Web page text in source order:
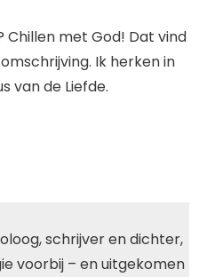
Chillen met God! Dat vind
Ik herken in
van de Liefde.
schrijver en dichter,
voorbij – en uitgekomen